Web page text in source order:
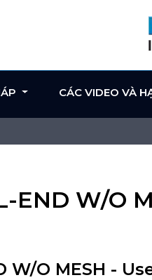
END W/O
W/O MESH -
CÁC VIDEO VÀ